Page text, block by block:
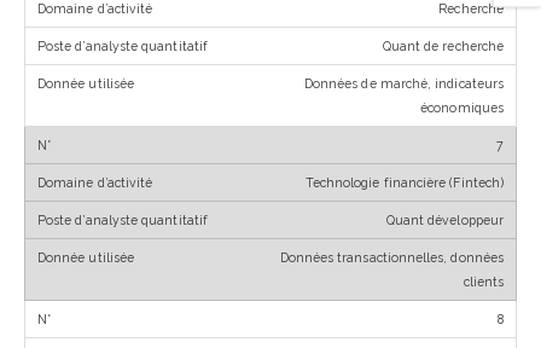
Recherche
Quant de recherche
Données de marché, indicateurs
économiques
7
Technologie financière (Fintech)
Quant développeur
Données transactionnelles, données
clients
8